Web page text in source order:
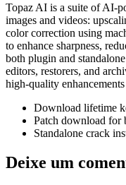
Topaz AI is a suite of AI-
images and videos:
color correction using
to enhance sharpness,
both plugin and
editors, restorers, and
high-quality
Download lifetime
Patch download for
Standalone crack
Deixe um